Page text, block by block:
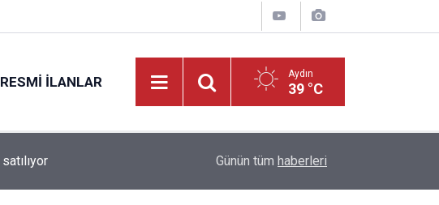
RESMI İLANLAR Aydın
39 °C
Koçarlı’ya 4,2 milyonluk içme suyu yatırımı
Günün tüm haberleri